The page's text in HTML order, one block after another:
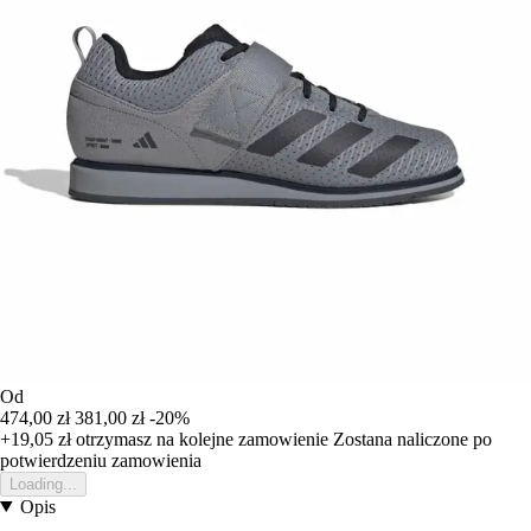
Od
474,00 zł 381,00 zł -20%
+19,05 złotrzymasz na kolejne zamowienie Zostana naliczone po
potwierdzeniu zamowienia
Loading...
Opis